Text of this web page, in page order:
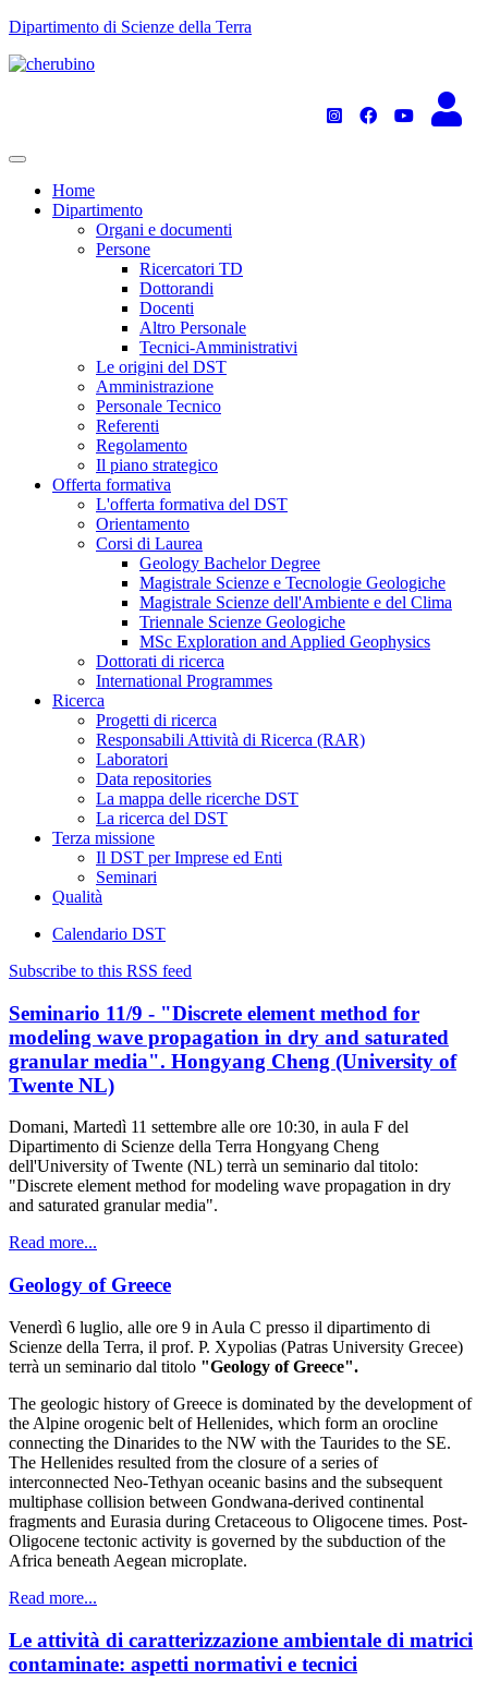
TPL_UNIPI_SKIP_TO_CONTENT
Dipartimento di Scienze della Terra
Home
Dipartimento
Organi e documenti
Persone
Ricercatori TD
Dottorandi
Docenti
Altro Personale
Tecnici-Amministrativi
Le origini del DST
Amministrazione
Personale Tecnico
Referenti
Regolamento
Il piano strategico
Offerta formativa
L'offerta formativa del DST
Orientamento
Corsi di Laurea
Geology Bachelor Degree
Magistrale Scienze e Tecnologie Geologiche
Magistrale Scienze dell'Ambiente e del Clima
Triennale Scienze Geologiche
MSc Exploration and Applied Geophysics
Dottorati di ricerca
International Programmes
Ricerca
Progetti di ricerca
Responsabili Attività di Ricerca (RAR)
Laboratori
Data repositories
La mappa delle ricerche DST
La ricerca del DST
Terza missione
Il DST per Imprese ed Enti
Seminari
Qualità
Calendario DST
Subscribe to this RSS feed
Seminario 11/9 - "Discrete element method for
modeling wave propagation in dry and saturated
granular media". Hongyang Cheng (University of
Twente NL)
Domani, Martedì 11 settembre alle ore 10:30, in aula F del
Dipartimento di Scienze della Terra Hongyang Cheng
dell'University of Twente (NL) terrà un seminario dal titolo:
"Discrete element method for modeling wave propagation in dry
and saturated granular media".
Read more...
Geology of Greece
Venerdì 6 luglio, alle ore 9 in Aula C presso il dipartimento di
Scienze della Terra, il prof. P. Xypolias (Patras University Grecee)
terrà un seminario dal titolo "Geology of Greece".
The geologic history of Greece is dominated by the development of
the Alpine orogenic belt of Hellenides, which form an orocline
connecting the Dinarides to the NW with the Taurides to the SE.
The Hellenides resulted from the closure of a series of
interconnected Neo-Tethyan oceanic basins and the subsequent
multiphase collision between Gondwana-derived continental
fragments and Eurasia during Cretaceous to Oligocene times. Post-
Oligocene tectonic activity is governed by the subduction of the
Africa beneath Aegean microplate.
Read more...
Le attività di caratterizzazione ambientale di matrici
contaminate: aspetti normativi e tecnici